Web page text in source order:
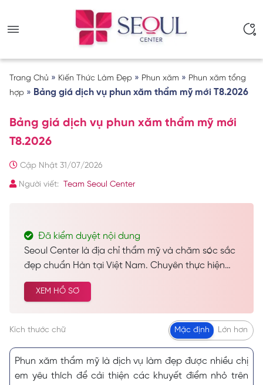
Trang Chủ » Kiến Thức Làm Đẹp » Phun xăm » Phun xăm tổng
hợp » Bảng giá dịch vụ phun xăm thẩm mỹ mới T8.2026
Bảng giá dịch vụ phun xăm thẩm mỹ mới
T8.2026
Cập Nhật 31/07/2026
Người viết: Team Seoul Center
Đã kiểm duyệt nội dung
Seoul Center là địa chỉ thẩm mỹ và chăm sóc sắc
đẹp chuẩn Hàn tại Việt Nam. Chuyên thực hiện
các dịch vụ spa làm đẹp, chăm sóc da công nghệ
cao… Được nhiều khách hàng tin tưởng và lựa
XEM HỒ SƠ
Kích thước chữ Mặc định Lớn hơn
Phun xăm thẩm mỹ là dịch vụ làm đẹp được nhiều chị
em yêu thích để cải thiện các khuyết điểm nhỏ trên